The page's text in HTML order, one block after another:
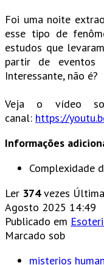
Foi uma noite
esse tipo de
estudos que
partir de eventos
Interessante, não é?
Veja o vídeo
canal: https://
Informações
Complexidade
Ler 374vezes
Agosto 2025 14:49
Publicado em
Marcado sob
misterios